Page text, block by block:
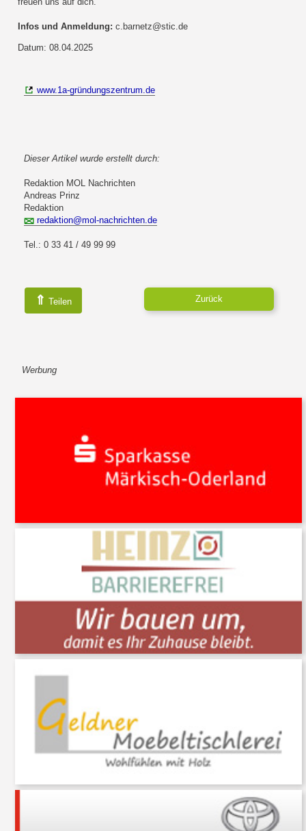
Infos und Anmeldung: c.barnetz@stic.de
Datum: 08.04.2025
www.1a-gründungszentrum.de
Dieser Artikel wurde erstellt durch:
Redaktion MOL Nachrichten
Andreas Prinz
Redaktion
redaktion@mol-nachrichten.de
Tel.: 0 33 41 / 49 99 99
⇑ Teilen Zurück
Werbung